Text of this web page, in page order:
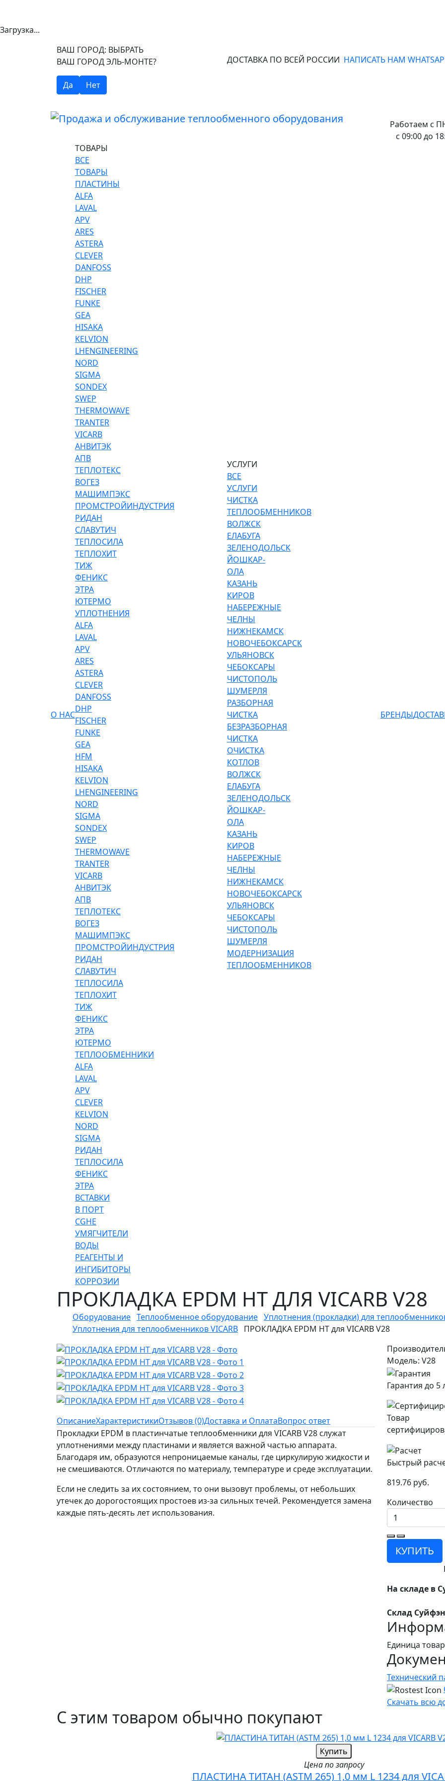
Загрузка...
ВАШ ГОРОД: ВЫБРАТЬ
ВАШ ГОРОД ЭЛЬ-МОНТЕ?
Да Нет
ДОСТАВКА ПО ВСЕЙ РОССИИ НАПИСАТЬ НАМ
Работаем с
с 09:00 до
О НАС
ТОВАРЫ
ВСЕ
ТОВАРЫ
ПЛАСТИНЫ
ALFA
LAVAL
APV
ARES
ASTERA
CLEVER
DANFOSS
DHP
FISCHER
FUNKE
GEA
HISAKA
KELVION
LHENGINEERING
NORD
SIGMA
SONDEX
SWEP
THERMOWAVE
TRANTER
VICARB
АНВИТЭК
АПВ
ТЕПЛОТЕКС
ВОГЕЗ
МАШИМПЭКС
ПРОМСТРОЙИНДУСТРИЯ
РИДАН
СЛАВУТИЧ
ТЕПЛОСИЛА
ТЕПЛОХИТ
ТИЖ
ФЕНИКС
ЭТРА
ЮТЕРМО
УПЛОТНЕНИЯ
ALFA
LAVAL
APV
ARES
ASTERA
CLEVER
DANFOSS
DHP
FISCHER
FUNKE
GEA
HFM
HISAKA
KELVION
LHENGINEERING
NORD
SIGMA
SONDEX
SWEP
THERMOWAVE
TRANTER
VICARB
АНВИТЭК
АПВ
ТЕПЛОТЕКС
ВОГЕЗ
МАШИМПЭКС
ПРОМСТРОЙИНДУСТРИЯ
РИДАН
СЛАВУТИЧ
ТЕПЛОСИЛА
ТЕПЛОХИТ
ТИЖ
ФЕНИКС
ЭТРА
ЮТЕРМО
ТЕПЛООБМЕННИКИ
ALFA
LAVAL
APV
CLEVER
KELVION
NORD
SIGMA
РИДАН
ТЕПЛОСИЛА
ФЕНИКС
ЭТРА
ВСТАВКИ
В ПОРТ
CGHE
УМЯГЧИТЕЛИ
ВОДЫ
РЕАГЕНТЫ И
ИНГИБИТОРЫ
КОРРОЗИИ
УСЛУГИ
ВСЕ
УСЛУГИ
ЧИСТКА
ТЕПЛООБМЕННИКОВ
ВОЛЖСК
ЕЛАБУГА
ЗЕЛЕНОДОЛЬСК
ЙОШКАР-
ОЛА
КАЗАНЬ
КИРОВ
НАБЕРЕЖНЫЕ
ЧЕЛНЫ
НИЖНЕКАМСК
НОВОЧЕБОКСАРСК
УЛЬЯНОВСК
ЧЕБОКСАРЫ
ЧИСТОПОЛЬ
ШУМЕРЛЯ
РАЗБОРНАЯ
ЧИСТКА
БЕЗРАЗБОРНАЯ
ЧИСТКА
ОЧИСТКА
КОТЛОВ
ВОЛЖСК
ЕЛАБУГА
ЗЕЛЕНОДОЛЬСК
ЙОШКАР-
ОЛА
КАЗАНЬ
КИРОВ
НАБЕРЕЖНЫЕ
ЧЕЛНЫ
НИЖНЕКАМСК
НОВОЧЕБОКСАРСК
УЛЬЯНОВСК
ЧЕБОКСАРЫ
ЧИСТОПОЛЬ
ШУМЕРЛЯ
МОДЕРНИЗАЦИЯ
ТЕПЛООБМЕННИКОВ
БРЕНДЫ
ПРОКЛАДКА EPDM HT ДЛЯ VICARB V28
Оборудование Теплообменное оборудование Уплотнения (прокладки) для
Уплотнения для теплообменников VICARB ПРОКЛАДКА EPDM HT для VICARB V28
ОписаниеХарактеристикиОтзывов (0)Доставка и ОплатаВопрос ответ
Прокладки EPDM в пластинчатые теплообменники для VICARB V28 служат
уплотнениями между пластинами и является важной частью аппарата.
Благодаря им, образуются непроницаемые каналы, где циркулирую жидкости и
не смешиваются. Отличаются по материалу, температуре и среде эксплуатации.
Если не следить за их состоянием, то они вызовут проблемы, от небольших
утечек до дорогостоящих простоев из-за сильных течей. Рекомендуется замена
каждые пять-десять лет использования.
Модель: V28
Гарантия до 5
Товар
Быстрый
819.76 руб.
Количество
КУПИТЬ
На складе в
Склад
Единица
Технический
Скачать всю
С этим товаром обычно покупают
Купить
Цена по запросу
ПЛАСТИНА ТИТАН (ASTM 265) 1,0 мм L 1234 для